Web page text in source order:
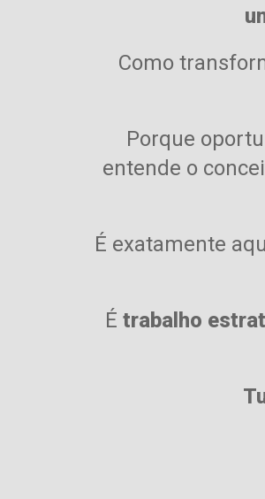
Como
Porque
entende o
É exatamente
É trabalho